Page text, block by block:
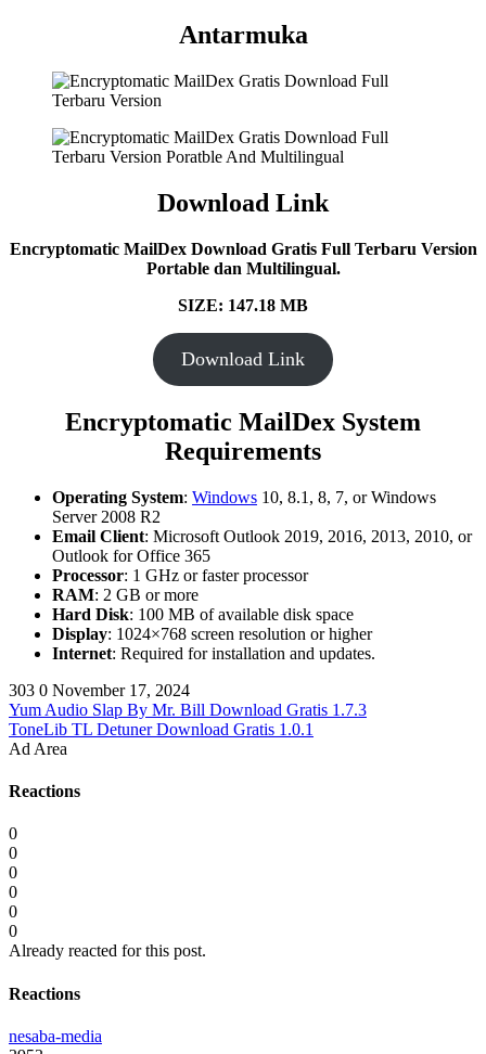
Antarmuka
Download Link
Encryptomatic MailDex Download Gratis Full Terbaru Version
Portable dan Multilingual.
SIZE: 147.18 MB
Download Link
Encryptomatic MailDex System
Requirements
Operating System: Windows 10, 8.1, 8, 7, or Windows
Server 2008 R2
Email Client: Microsoft Outlook 2019, 2016, 2013, 2010, or
Outlook for Office 365
Processor: 1 GHz or faster processor
RAM: 2 GB or more
Hard Disk: 100 MB of available disk space
Display: 1024×768 screen resolution or higher
Internet: Required for installation and updates.
303 0 November 17, 2024
Yum Audio Slap By Mr. Bill Download Gratis 1.7.3
ToneLib TL Detuner Download Gratis 1.0.1
Ad Area
Reactions
0
0
0
0
0
0
Already reacted for this post.
Reactions
nesaba-media